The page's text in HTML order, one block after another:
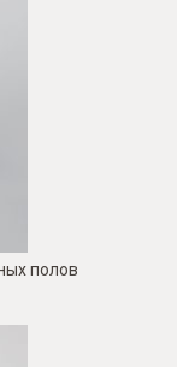
полов